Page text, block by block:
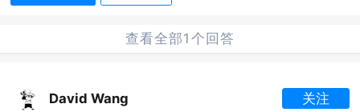
查看全部1个回答
David Wang 关注